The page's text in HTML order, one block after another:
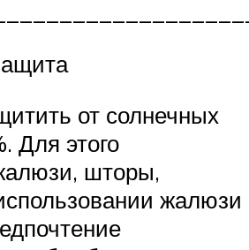
от солнечных
Для этого
шторы,
жалюзи